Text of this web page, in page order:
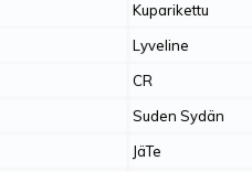
Kuparikettu
Lyveline
CR
Suden Sydän
JäTe